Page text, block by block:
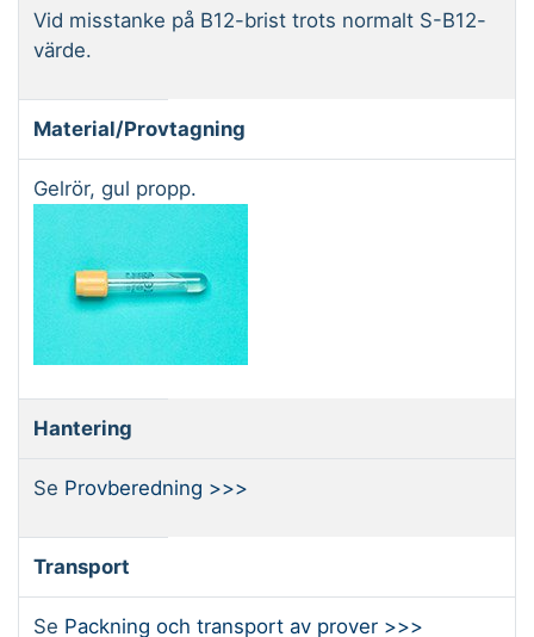
Vid misstanke på B12-brist trots normalt S-B12-
värde.
Material/Provtagning
Gelrör, gul propp.
Hantering
Se Provberedning >>>
Transport
Se Packning och transport av prover >>>